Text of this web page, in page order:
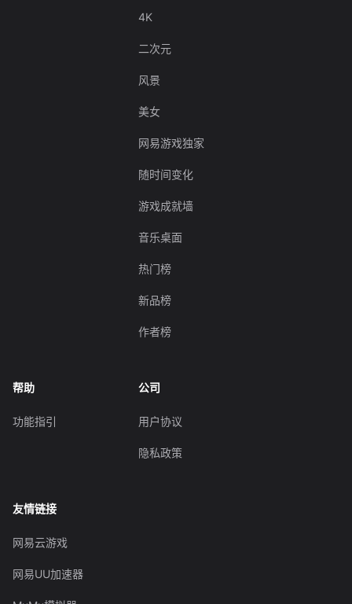
4K
二次元
风景
美女
网易游戏独家
随时间变化
游戏成就墙
音乐桌面
热门榜
新品榜
作者榜
帮助
功能指引
公司
用户协议
隐私政策
友情链接
网易云游戏
网易UU加速器